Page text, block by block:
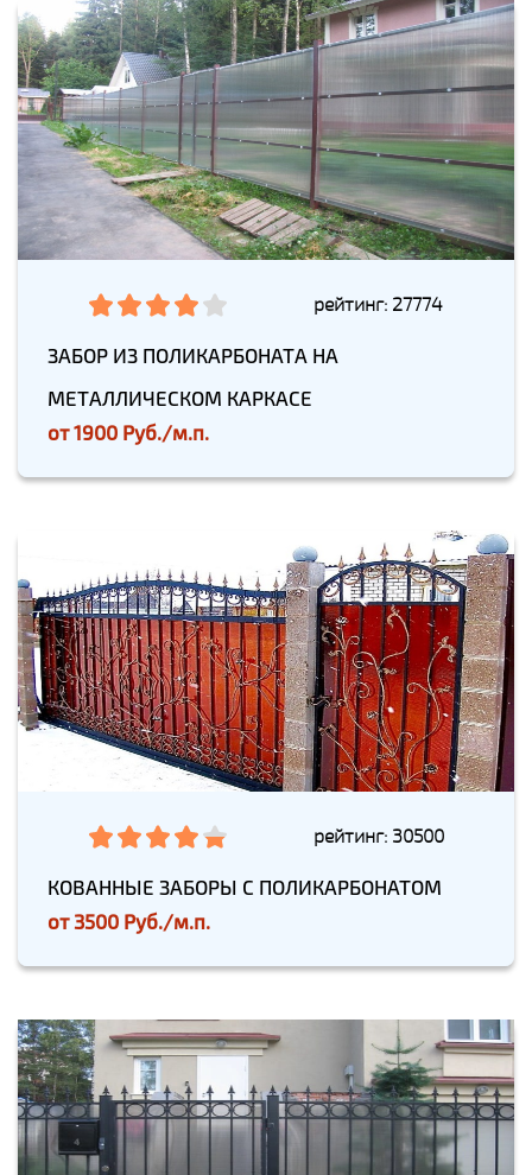
рейтинг: 27774
ЗАБОР ИЗ ПОЛИКАРБОНАТА НА
МЕТАЛЛИЧЕСКОМ КАРКАСЕ
от1900 Руб./м.п.
рейтинг: 30500
КОВАННЫЕ ЗАБОРЫ С ПОЛИКАРБОНАТОМ
от3500 Руб./м.п.